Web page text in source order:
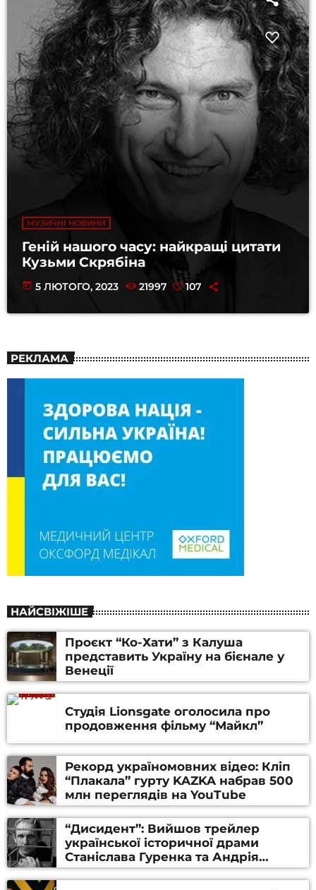
МУЗИЧНІ НОВИНИ
Геній нашого часу: найкращі цитати
Кузьми Скрябіна
today 5 ЛЮТОГО, 2023 21997 107
РЕКЛАМА
НАЙСВІЖІШЕ
Проєкт “Ко-Хати” з Калуша
представить Україну на бієнале у
Венеції
Студія Lionsgate оголосила про
продовження фільму “Майкл”
Рекорд україномовних відео: Кліп
“Плакала” гурту KAZKA набрав 500
млн переглядів на YouTube
“Дисидент”: Вийшов трейлер
української історичної драми
Станіслава Гуренка та Андрія
Алфьорова (ВІДЕО)